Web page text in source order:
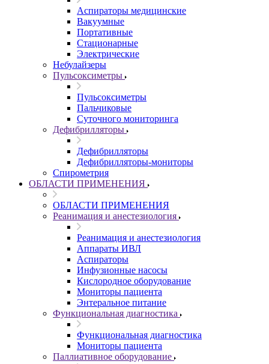
Аспираторы медицинские
Вакуумные
Портативные
Стационарные
Электрические
Небулайзеры
Пульсоксиметры
Пульсоксиметры
Пальчиковые
Суточного мониторинга
Дефибрилляторы
Дефибрилляторы
Дефибрилляторы-мониторы
Спирометрия
ОБЛАСТИ ПРИМЕНЕНИЯ
ОБЛАСТИ ПРИМЕНЕНИЯ
Реанимация и анестезиология
Реанимация и анестезиология
Аппараты ИВЛ
Аспираторы
Инфузионные насосы
Кислородное оборудование
Мониторы пациента
Энтеральное питание
Функциональная диагностика
Функциональная диагностика
Мониторы пациента
Паллиативное оборудование